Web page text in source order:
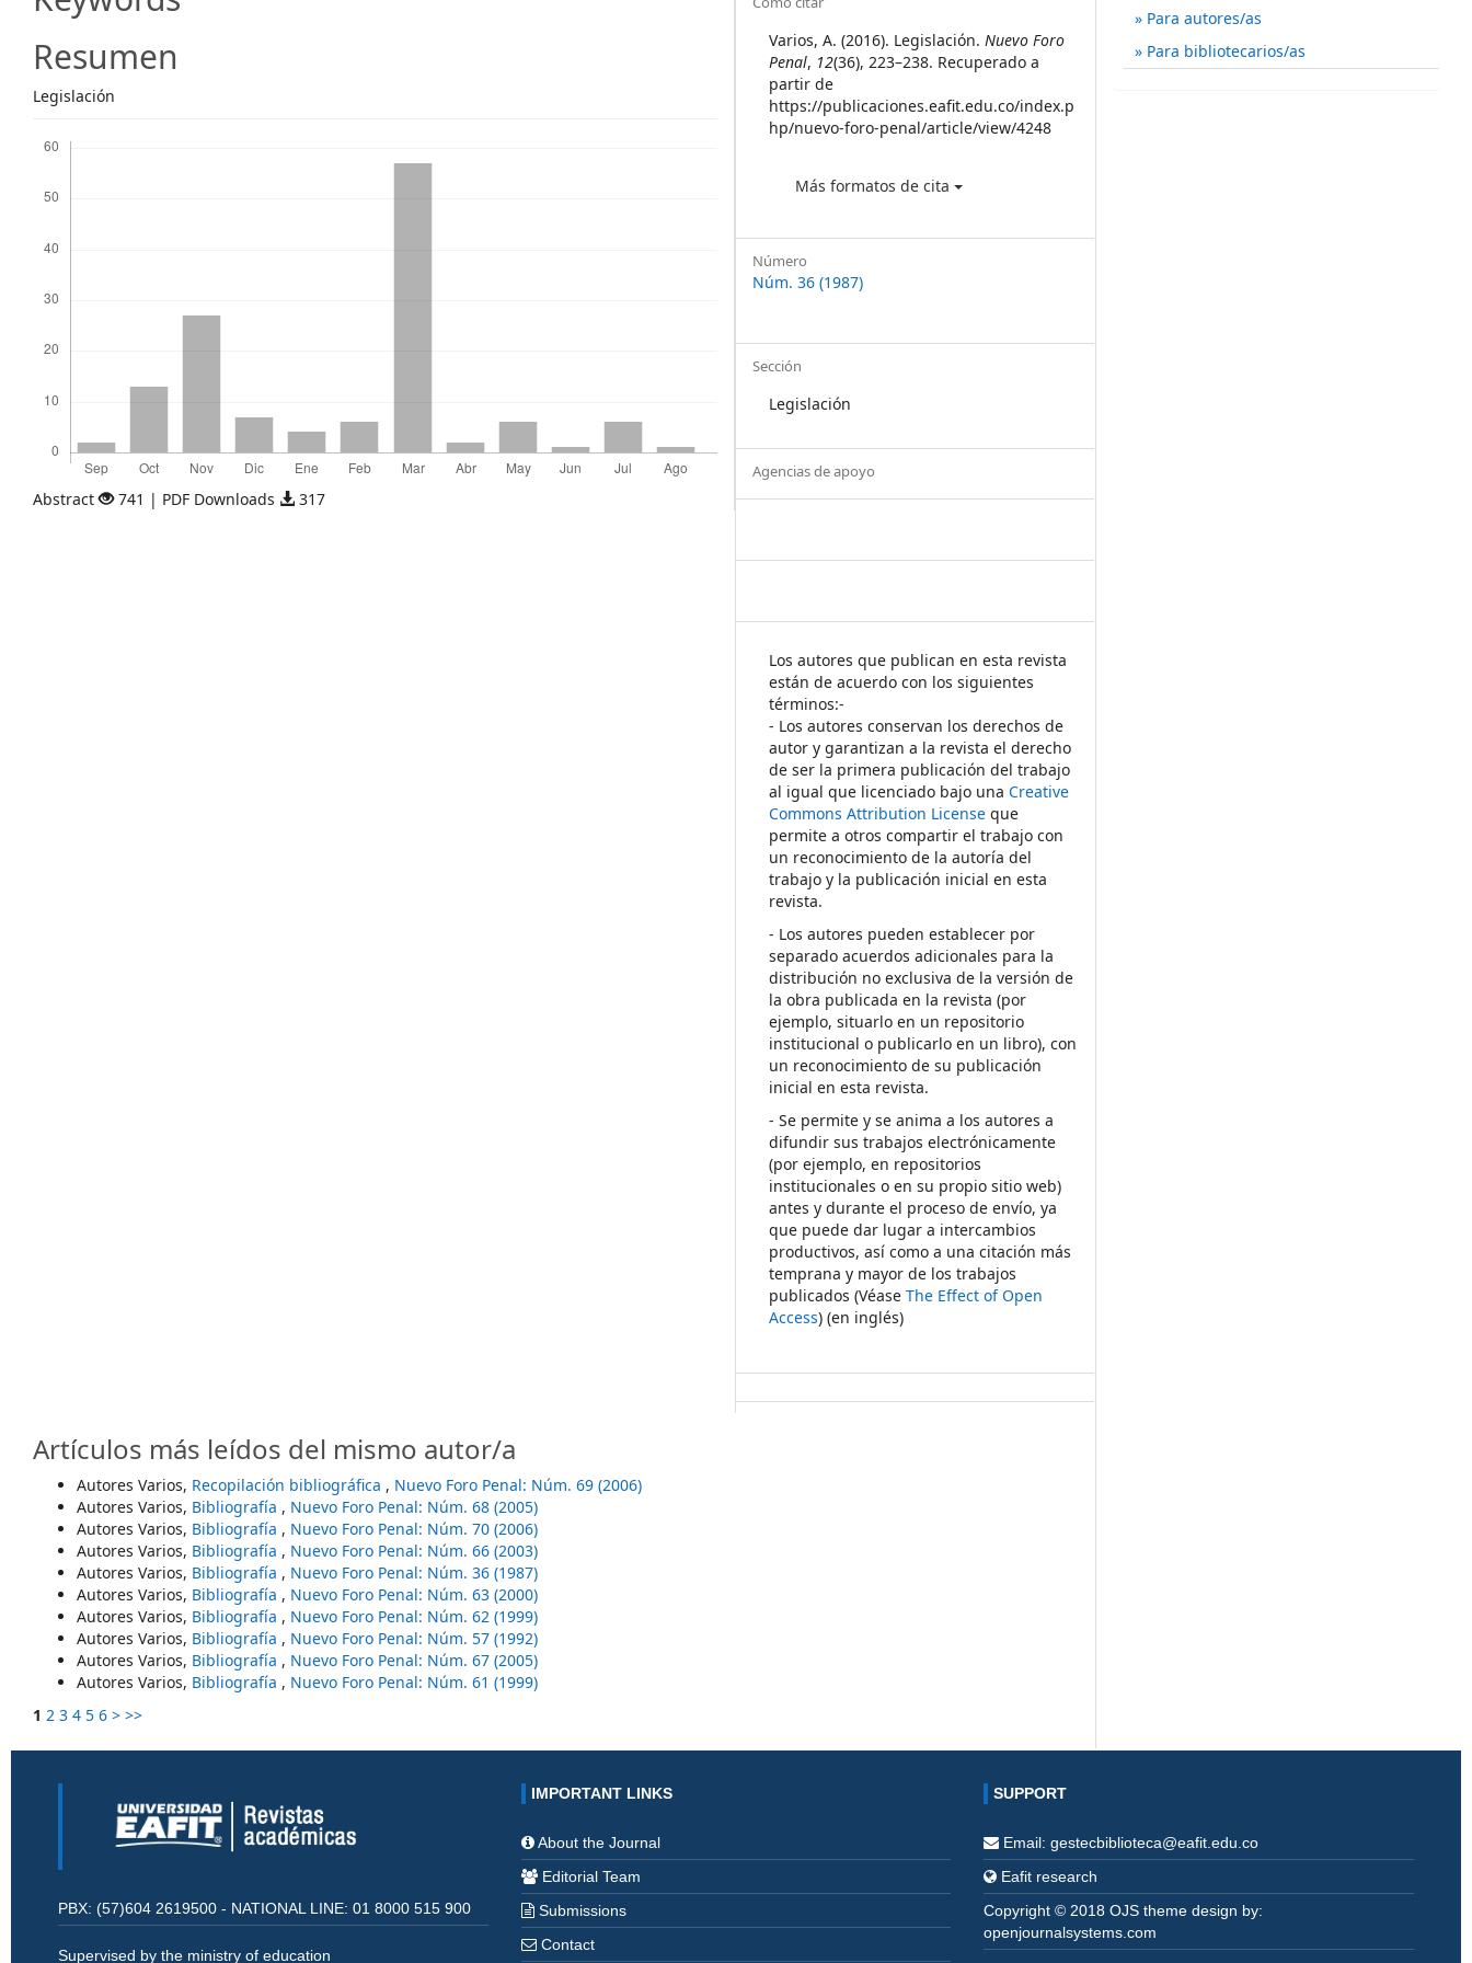
Content
Resumen
Legislación
Abstract 741 | PDF Downloads 317
Details
Varios, A. (2016). Legislación.Nuevo Foro
Penal, 12(36), 223–238. Recuperado a
partir de
https://publicaciones.eafit.edu.co/index.p
hp/nuevo-foro-penal/article/view/4248
Más formatos de cita
Número
Núm. 36 (1987)
Sección
Legislación
Agencias de apoyo
Los autores que publican en esta revista
están de acuerdo con los siguientes
términos:-
- Los autores conservan los derechos de
autor y garantizan a la revista el derecho
de ser la primera publicación del trabajo
al igual que licenciado bajo unaCreative
Commons Attribution License que
permite a otros compartir el trabajo con
un reconocimiento de la autoría del
trabajo y la publicación inicial en esta
revista.
- Los autores pueden establecer por
separado acuerdos adicionales para la
distribución no exclusiva de la versión de
la obra publicada en la revista (por
ejemplo, situarlo en un repositorio
institucional o publicarlo en un libro), con
un reconocimiento de su publicación
inicial en esta revista.
- Se permite y se anima a los autores a
difundir sus trabajos electrónicamente
(por ejemplo, en repositorios
institucionales o en su propio sitio web)
antes y durante el proceso de envío, ya
que puede dar lugar a intercambios
productivos, así como a una citación más
temprana y mayor de los trabajos
publicados (VéaseThe Effect of Open
Access) (en inglés)
Artículos más leídos del mismo autor/a
Autores Varios, Recopilación bibliográfica , Nuevo Foro Penal: Núm. 69 (2006)
Autores Varios, Bibliografía , Nuevo Foro Penal: Núm. 68 (2005)
Autores Varios, Bibliografía , Nuevo Foro Penal: Núm. 70 (2006)
Autores Varios, Bibliografía , Nuevo Foro Penal: Núm. 66 (2003)
Autores Varios, Bibliografía , Nuevo Foro Penal: Núm. 36 (1987)
Autores Varios, Bibliografía , Nuevo Foro Penal: Núm. 63 (2000)
Autores Varios, Bibliografía , Nuevo Foro Penal: Núm. 62 (1999)
Autores Varios, Bibliografía , Nuevo Foro Penal: Núm. 57 (1992)
Autores Varios, Bibliografía , Nuevo Foro Penal: Núm. 67 (2005)
Autores Varios, Bibliografía , Nuevo Foro Penal: Núm. 61 (1999)
1 2 3 4 5 6 > >>
Para autores/as
Para bibliotecarios/as
PBX: (57)604 2619500 - NATIONAL LINE: 01 8000 515 900
Supervised by the ministry of education
IMPORTANT LINKS
About the Journal
Editorial Team
Submissions
Contact
SUPPORT
Email: gestecbiblioteca@eafit.edu.co
Eafit research
Copyright © 2018 OJS theme design by:
openjournalsystems.com